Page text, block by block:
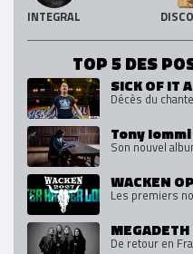
INTEGRAL
TOP 5 DES
SICK OF IT
Décès du
Tony Iommi
Son nouvel
WACKEN
Les premiers
MEGADETH
De retour en